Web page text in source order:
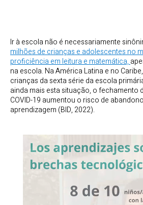
Ir à escola não é necessariamente
milhões de crianças e adolescentes no
proficiência em leitura e matemática,
na escola. Na América Latina e no Caribe,
crianças da sexta série da escola
ainda mais esta situação, o fechamento
COVID-19 aumentou o risco de
aprendizagem (BID, 2022).